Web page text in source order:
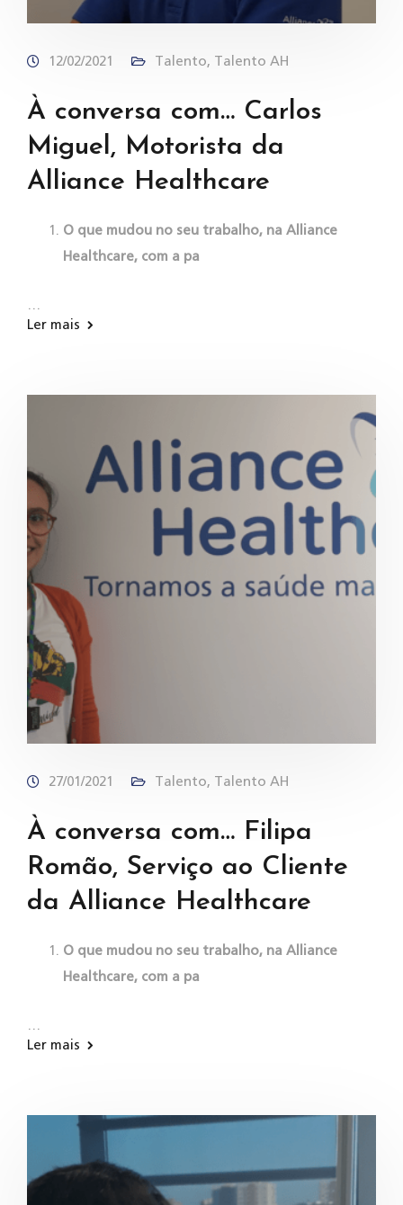
12/02/2021 Talento, Talento AH
À conversa com… Carlos
Miguel, Motorista da
Alliance Healthcare
O que mudou no seu trabalho, na Alliance
Healthcare, com a pa
Ler mais
27/01/2021 Talento, Talento AH
À conversa com… Filipa
Romão, Serviço ao Cliente
da Alliance Healthcare
O que mudou no seu trabalho, na Alliance
Healthcare, com a pa
Ler mais